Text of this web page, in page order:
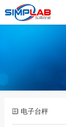
电子台秤